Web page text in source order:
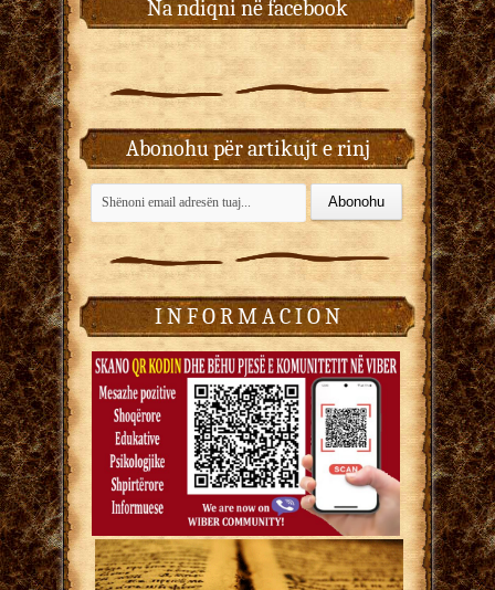
Na ndiqni në facebook
Abonohu për artikujt e rinj
I N F O R M A C I O N